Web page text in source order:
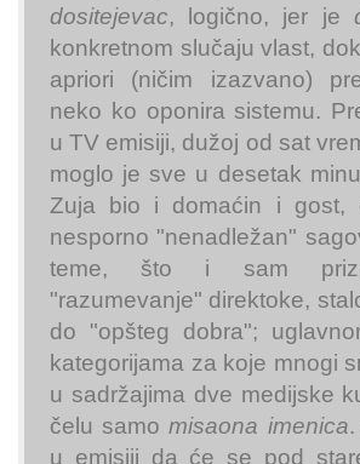
dositejevac, logično, jer je
konkretnom slučaju vlast,
apriori (ničim izazvano)
neko ko oponira sistemu.
u TV emisiji, dužoj od sat
moglo je sve u desetak
Zuja bio i domaćin i gost,
nesporno "nenadležan"
teme, što i sam
"razumevanje" direktoke,
do "opšteg dobra";
kategorijama za koje mnogi
u sadržajima dve medijske
čelu samomisaona imenica
u emisiji da će se pod